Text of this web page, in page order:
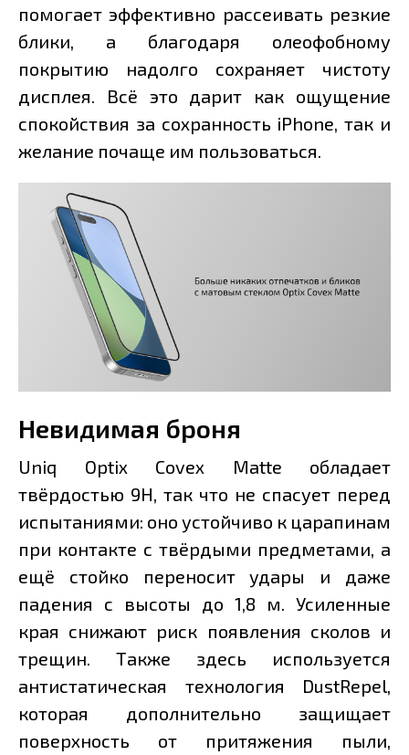
помогает эффективно рассеивать резкие
блики, а благодаря олеофобному
покрытию надолго сохраняет чистоту
дисплея. Всё это дарит как ощущение
спокойствия за сохранность iPhone, так и
желание почаще им пользоваться.
Невидимая броня
Uniq Optix Covex Matte обладает
твёрдостью 9H, так что не спасует перед
испытаниями: оно устойчиво к царапинам
при контакте с твёрдыми предметами, а
ещё стойко переносит удары и даже
падения с высоты до 1,8 м. Усиленные
края снижают риск появления сколов и
трещин. Также здесь используется
антистатическая технология DustRepel,
которая дополнительно защищает
поверхность от притяжения пыли,